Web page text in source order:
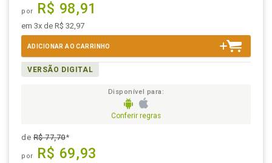
por R$ 98,91
em 3x de R$ 32,97
ADICIONAR AO CARRINHO
VERSÃO DIGITAL
Disponível para:
Conferir regras
deR$ 77,70*
por R$ 69,93